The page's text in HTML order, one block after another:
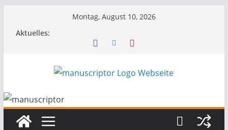
Montag, August 10, 2026
Aktuelles: